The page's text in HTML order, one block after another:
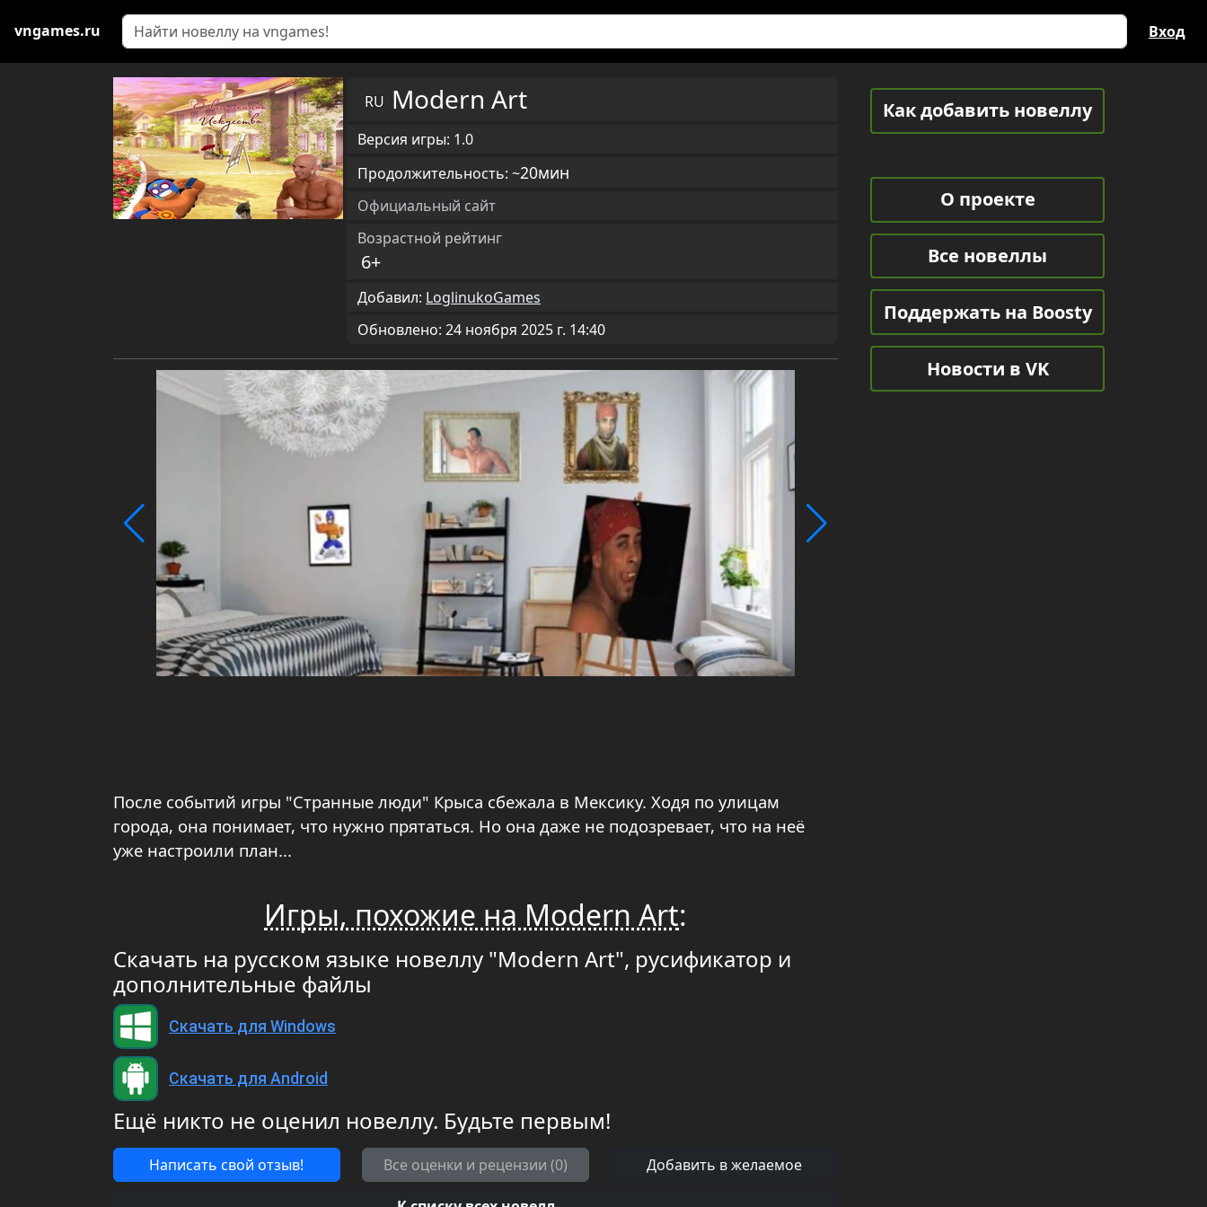
vngames.ru Вход
RU Modern Art
Версия игры: 1.0
Продолжительность: ~20мин
Официальный сайт
Возрастной рейтинг
6+
Добавил: LoglinukoGames
Обновлено: 24 ноября 2025 г. 14:40
После событий игры "Странные люди" Крыса сбежала в Мексику. Ходя по улицам
города, она понимает, что нужно прятаться. Но она даже не подозревает, что на неё
уже настроили план...
Игры, похожие на Modern Art:
Скачать на русском языке новеллу "Modern Art", русификатор и
дополнительные файлы
Скачать для Windows
Скачать для Android
Ещё никто не оценил новеллу. Будьте первым!
Написать свой отзыв! Все оценки и рецензии (0) Добавить в желаемое
Как добавить новеллу
О проекте
Все новеллы
Поддержать на Boosty
Новости в VK